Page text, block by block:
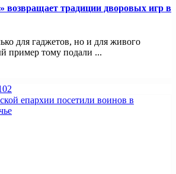
возвращает традиции дворовых игр в
для гаджетов, но и для живого
пример тому подали ...